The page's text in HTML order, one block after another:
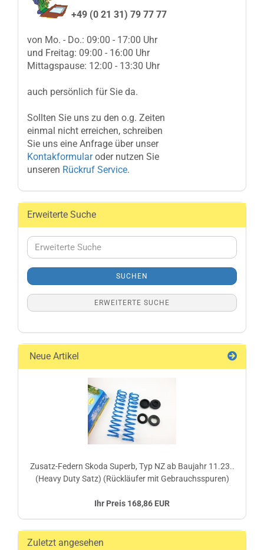
+49 (0 21 31) 79 77 77
von Mo. - Do.: 09:00 - 17:00 Uhr
und Freitag: 09:00 - 16:00 Uhr
Mittagspause: 12:00 - 13:30 Uhr
auch persönlich für Sie da.
Sollten Sie uns zu den o.g. Zeiten
einmal nicht erreichen, schreiben
Sie uns eine Anfrage über unser
Kontakformularoder nutzen Sie
unseren Rückruf Service.
Erweiterte Suche
Erweiterte
Suche
SUCHEN
ERWEITERTE SUCHE
Neue Artikel
Zusatz-Federn Skoda Superb, Typ NZ ab Baujahr 11.23..
(Heavy Duty Satz) (Rückläufer mit Gebrauchsspuren)
Ihr Preis 168,86 EUR
Zuletzt angesehen